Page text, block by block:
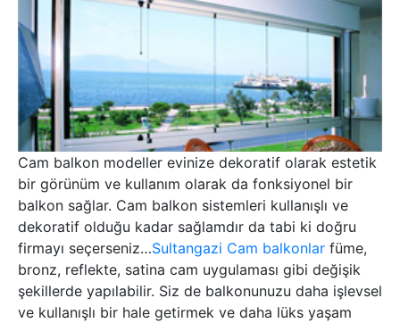
Cam balkon modeller evinize dekoratif olarak estetik
bir görünüm ve kullanım olarak da fonksiyonel bir
balkon sağlar. Cam balkon sistemleri kullanışlı ve
dekoratif olduğu kadar sağlamdır da tabi ki doğru
firmayı seçerseniz…Sultangazi Cam balkonlar füme,
bronz, reflekte, satina cam uygulaması gibi değişik
şekillerde yapılabilir. Siz de balkonunuzu daha işlevsel
ve kullanışlı bir hale getirmek ve daha lüks yaşam